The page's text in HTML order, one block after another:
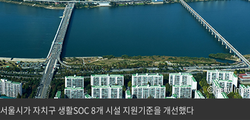
서울시가 자치구 생활SOC 8개 시설 지원기준을 개선했다